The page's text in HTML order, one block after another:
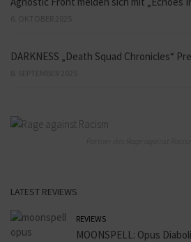
DARKNESS „Death Squad Chronicles“
LATEST REVIEWS
REVIEWS
MOONSPELL: Opus